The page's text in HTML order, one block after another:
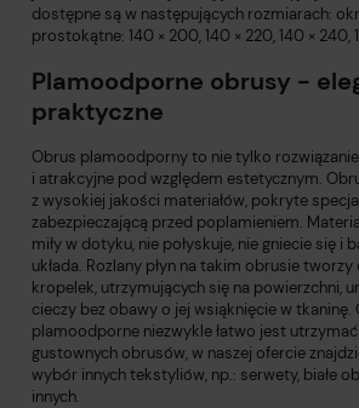
dostępne są w następujących rozmiarach:
prostokątne: 140 × 200, 140 × 220, 140 × 240,
Plamoodporne obrusy -
praktyczne
Obrus plamoodporny to nie tylko
i atrakcyjne pod względem estetycznym.
z wysokiej jakości materiałów, pokryte
zabezpieczającą przed poplamieniem.
miły w dotyku, nie połyskuje, nie gniecie się i
układa. Rozlany płyn na takim obrusie
kropelek, utrzymujących się na powierzchni,
cieczy bez obawy o jej wsiąknięcie w tkaninę.
plamoodporne niezwykle łatwo jest
gustownych obrusów, w naszej ofercie
wybór innych tekstyliów, np.: serwety, białe
innych.